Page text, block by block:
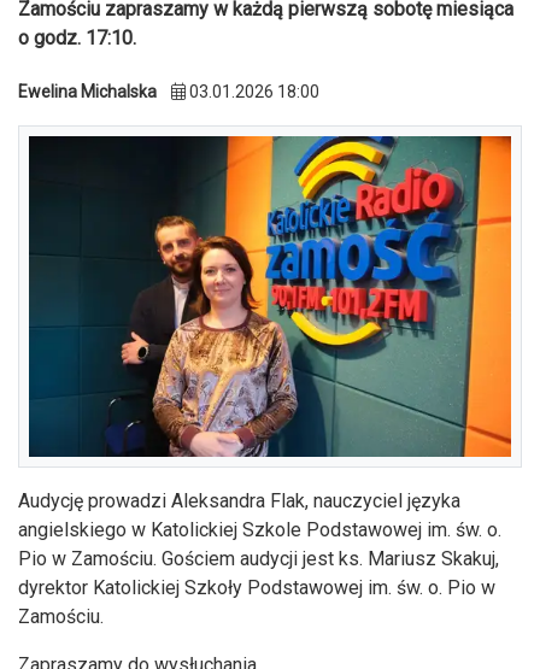
Zamościu zapraszamy w każdą pierwszą sobotę miesiąca
o godz. 17:10.
Ewelina Michalska 03.01.2026 18:00
Audycję prowadzi Aleksandra Flak, nauczyciel języka
angielskiego w Katolickiej Szkole Podstawowej im. św. o.
Pio w Zamościu. Gościem audycji jest ks. Mariusz Skakuj,
dyrektor Katolickiej Szkoły Podstawowej im. św. o. Pio w
Zamościu.